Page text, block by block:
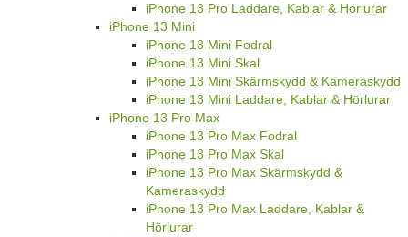
iPhone 13 Pro Laddare, Kablar & Hörlurar
iPhone 13 Mini
iPhone 13 Mini Fodral
iPhone 13 Mini Skal
iPhone 13 Mini Skärmskydd & Kameraskydd
iPhone 13 Mini Laddare, Kablar & Hörlurar
iPhone 13 Pro Max
iPhone 13 Pro Max Fodral
iPhone 13 Pro Max Skal
iPhone 13 Pro Max Skärmskydd &
Kameraskydd
iPhone 13 Pro Max Laddare, Kablar &
Hörlurar